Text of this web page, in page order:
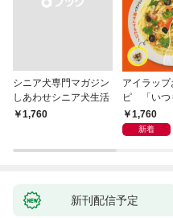
シニア犬専門マガジン
しあわせシニア犬生活
￥1,760
アイラッ
ピ 「いつ
しも」もお
1,760
新着
新刊配信予定